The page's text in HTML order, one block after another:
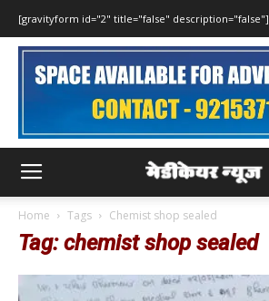
[gravityform id="2" title="false" description="false"]
Home Tags Chemist shop sealed
Tag: chemist shop sealed